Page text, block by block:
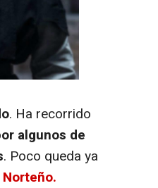
. Ha recorrido
algunos de
. Poco queda ya